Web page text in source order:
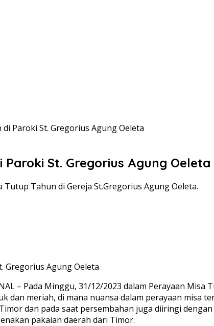
Paroki St. Gregorius Agung Oeleta
St. Gregorius Agung Oeleta
Tahun di Gereja St.Gregorius Agung Oeleta.
Gregorius Agung Oeleta
– Pada Minggu, 31/12/2023 dalam Perayaan
dan meriah, di mana nuansa dalam perayaan misa
dan pada saat persembahan juga diiringi
pakaian daerah dari Timor.